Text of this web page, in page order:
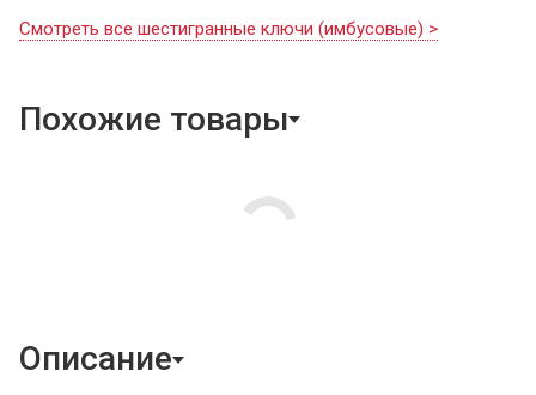
Смотреть все шестигранные ключи (имбусовые) >
Похожие товары
Описание